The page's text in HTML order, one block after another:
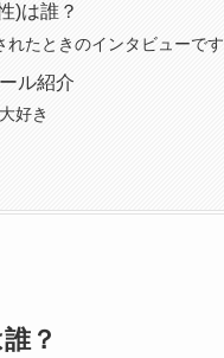
)は誰？
れたときのインタビューです
ル紹介
好き
？